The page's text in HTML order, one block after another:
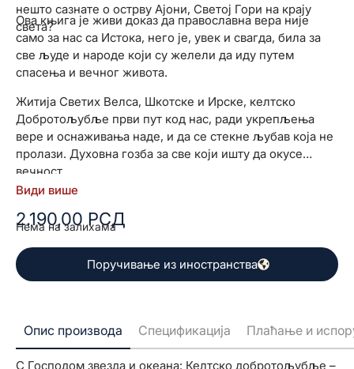
нешто сазнате о острву Ајони, Светој Гори на крају
света?
Ова књига је живи доказ да православна вера није
само за нас са Истока, него је, увек и свагда, била за
све људе и народе који су желели да иду путем
спасења и вечног живота.
Житија Светих Велса, Шкотске и Ирске, келтско
Добротољубље први пут код нас, ради укрепљења
вере и оснаживања наде, и да се стекне љубав која не
пролази. Духовна гозба за све који ишту да окусе
вечност.
Види више
2.190,00РСД
Нема на залихама
Поручивање из иностранства
Опис производа Спецификација Плаћање и
С Господом звезда и океана: Келтско добротољубље –